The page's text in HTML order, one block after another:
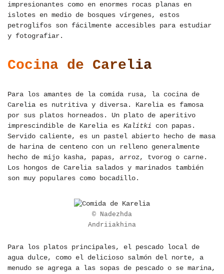
impresionantes como en enormes rocas planas en
islotes en medio de bosques vírgenes, estos
petroglifos son fácilmente accesibles para estudiar
y fotografiar.
Cocina de Carelia
Para los amantes de la comida rusa, la cocina de
Carelia es nutritiva y diversa. Karelia es famosa
por sus platos horneados. Un plato de aperitivo
imprescindible de Karelia es Kalitki con papas.
Servido caliente, es un pastel abierto hecho de masa
de harina de centeno con un relleno generalmente
hecho de mijo kasha, papas, arroz, tvorog o carne.
Los hongos de Carelia salados y marinados también
son muy populares como bocadillo.
© Nadezhda
Andriiakhina
Para los platos principales, el pescado local de
agua dulce, como el delicioso salmón del norte, a
menudo se agrega a las sopas de pescado o se marina,